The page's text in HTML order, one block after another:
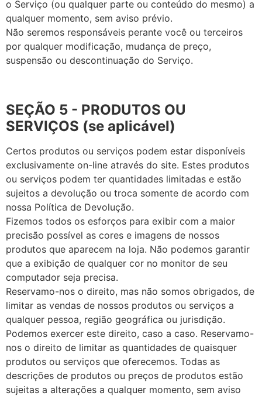
o Serviço (ou qualquer parte ou conteúdo do mesmo) a
qualquer momento, sem aviso prévio.
Não seremos responsáveis perante você ou terceiros
por qualquer modificação, mudança de preço,
suspensão ou descontinuação do Serviço.
SEÇÃO 5 - PRODUTOS OU
SERVIÇOS (se aplicável)
Certos produtos ou serviços podem estar disponíveis
exclusivamente on-line através do site. Estes produtos
ou serviços podem ter quantidades limitadas e estão
sujeitos a devolução ou troca somente de acordo com
nossa Política de Devolução.
Fizemos todos os esforços para exibir com a maior
precisão possível as cores e imagens de nossos
produtos que aparecem na loja. Não podemos garantir
que a exibição de qualquer cor no monitor de seu
computador seja precisa.
Reservamo-nos o direito, mas não somos obrigados, de
limitar as vendas de nossos produtos ou serviços a
qualquer pessoa, região geográfica ou jurisdição.
Podemos exercer este direito, caso a caso. Reservamo-
nos o direito de limitar as quantidades de quaisquer
produtos ou serviços que oferecemos. Todas as
descrições de produtos ou preços de produtos estão
sujeitas a alterações a qualquer momento, sem aviso